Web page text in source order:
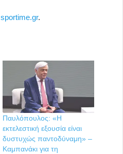
sportime.gr.
Παυλόπουλος: «Η
εκτελεστική εξουσία είναι
δυστυχώς παντοδύναμη» –
Καμπανάκι για τη